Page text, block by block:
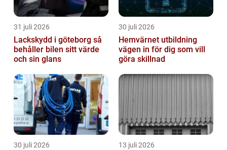
31 juli 2026
Lackskydd i göteborg så
behåller bilen sitt värde
och sin glans
30 juli 2026
Hemvärnet utbildning
vägen in för dig som vill
göra skillnad
30 juli 2026 13 juli 2026